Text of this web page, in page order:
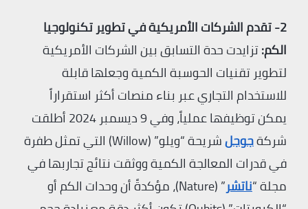
2- تقدم الشركات الأمريكية في تطوير تكنولوجيا
الكم:تزايدت حدة التسابق بين الشركات الأمريكية
لتطوير تقنيات الحوسبة الكمية وجعلها قابلة
للاستخدام التجاري عبر بناء منصات أكثر استقراراً
يمكن توظيفها عملياً، وفي 9 ديسمبر 2024 أطلقت
شركةجوجل
شريحة “ويلو” (Willow) التي تمثل طفرة
في قدرات المعالجة الكمية ووثقت نتائج تجاربها في
مجلة “ناتشر
” (Nature)، مؤكدةً أن وحدات الكم أو